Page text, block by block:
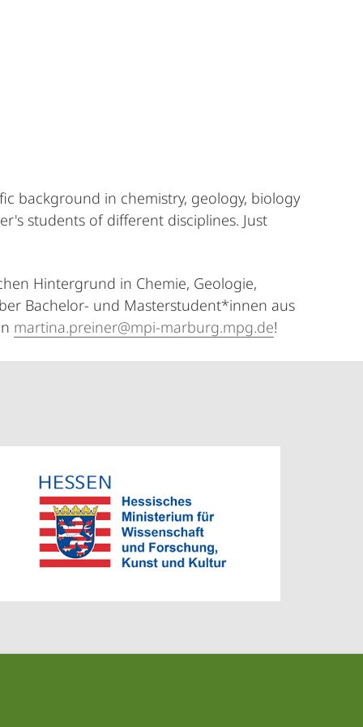
background in chemistry, geology, biology
students of different disciplines. Just
Hintergrund in Chemie, Geologie,
Bachelor- und Masterstudent*innen aus
martina.preiner@mpi-marburg.mpg.de!